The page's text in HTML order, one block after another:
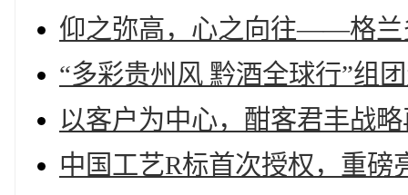
仰之弥高，心之向往——格兰
“多彩贵州风 黔酒全球行”组
以客户为中心，酣客君丰战
中国工艺R标首次授权，重磅